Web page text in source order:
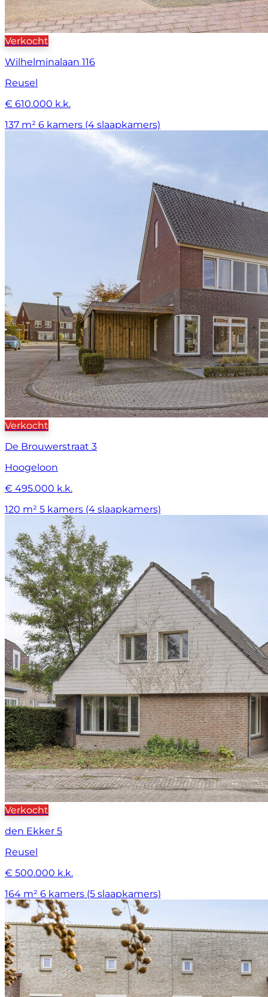
Verkocht
Wilhelminalaan 116
Reusel
€ 610.000 k.k.
137 m² 6 kamers (4 slaapkamers)
Verkocht
De Brouwerstraat 3
Hoogeloon
€ 495.000 k.k.
120 m² 5 kamers (4 slaapkamers)
Verkocht
den Ekker 5
Reusel
€ 500.000 k.k.
164 m² 6 kamers (5 slaapkamers)